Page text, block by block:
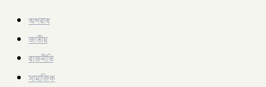
অপরাধ
জাতীয়
রাজনীতি
সামাজিক